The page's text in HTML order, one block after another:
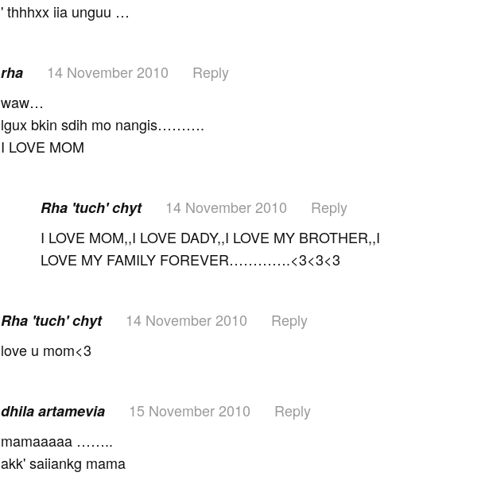
' thhhxx iia unguu …
rha 14 November 2010
Reply
waw…
lgux bkin sdih mo nangis……….
I LOVE MOM
Rha 'tuch' chyt 14 November 2010
Reply
I LOVE MOM,,I LOVE DADY,,I LOVE MY BROTHER,,I
LOVE MY FAMILY FOREVER………….<3<3<3
Rha 'tuch' chyt 14 November 2010
Reply
love u mom<3
dhila artamevia 15 November 2010
Reply
mamaaaaa ……..
akk' saiiankg mama